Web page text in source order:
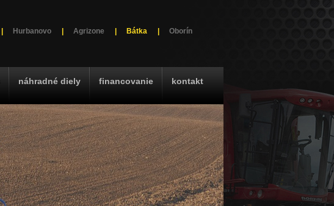
Hurbanovo Agrizone Bátka Oborín
náhradné diely financovanie kontakt